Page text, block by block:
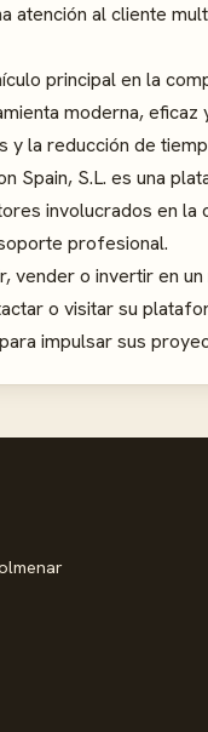
atención al cliente
principal en la
moderna,
y la reducción de
Spain, S.L. es una
involucrados en
profesional.
vender o invertir en
o visitar su
impulsar sus